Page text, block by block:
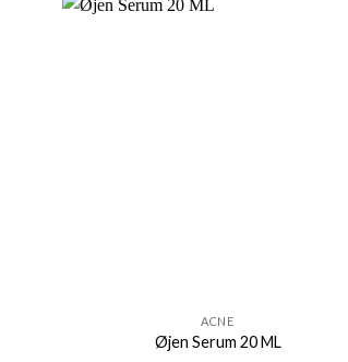
ACNE
Øjen Serum 20 ML